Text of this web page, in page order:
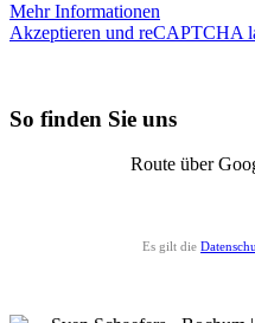
Mehr Informationen
Akzeptieren und reCAPTCHA
So finden Sie uns
Route über
Es gilt die